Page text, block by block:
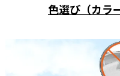
色選び（カラ